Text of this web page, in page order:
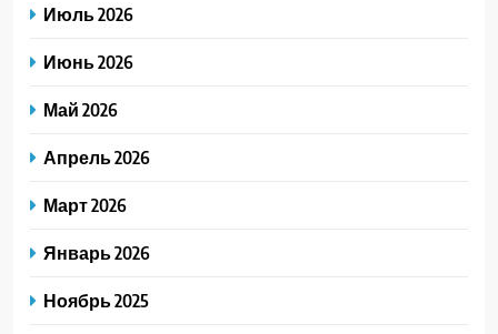
Июль 2026
Июнь 2026
Май 2026
Апрель 2026
Март 2026
Январь 2026
Ноябрь 2025